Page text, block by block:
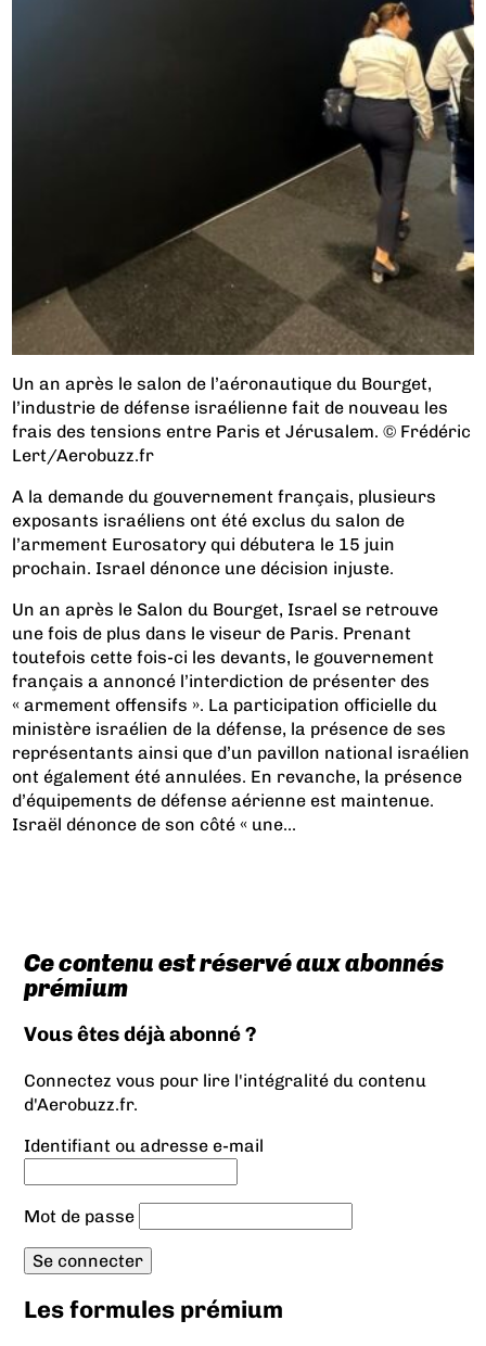
Un an après le salon de l’aéronautique du Bourget,
l’industrie de défense israélienne fait de nouveau les
frais des tensions entre Paris et Jérusalem. © Frédéric
Lert/Aerobuzz.fr
A la demande du gouvernement français, plusieurs
exposants israéliens ont été exclus du salon de
l’armement Eurosatory qui débutera le 15 juin
prochain. Israel dénonce une décision injuste.
Un an après le Salon du Bourget, Israel se retrouve
une fois de plus dans le viseur de Paris. Prenant
toutefois cette fois-ci les devants, le gouvernement
français a annoncé l’interdiction de présenter des
« armement offensifs ». La participation officielle du
ministère israélien de la défense, la présence de ses
représentants ainsi que d’un pavillon national israélien
ont également été annulées. En revanche, la présence
d’équipements de défense aérienne est maintenue.
Israël dénonce de son côté « une...
Ce contenu est réservé aux abonnés
prémium
Vous êtes déjà abonné ?
Connectez vous pour lire l'intégralité du contenu
d'Aerobuzz.fr.
Identifiant ou adresse e-mail
Mot de passe
Les formules prémium